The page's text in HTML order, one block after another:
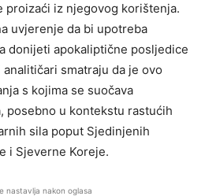
proizaći iz njegovog korištenja.
uvjerenje da bi upotreba
donijeti apokaliptične posljedice
smatraju da je ovo
s kojima se suočava
posebno u kontekstu rastućih
sila poput Sjedinjenih
i Sjeverne Koreje.
nastavlja nakon oglasa